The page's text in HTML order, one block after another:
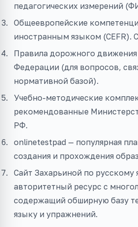
педагогических измерений
Общеевропейские
иностранным языком (CEFR).
Правила дорожного
Федерации (для вопросов,
нормативной базой).
Учебно-методические
рекомендованные
РФ.
onlinetestpad — популярная
создания и прохождения
Сайт Захарьиной по русскому
авторитетный ресурс с
содержащий обширную базу
языку и упражнений.